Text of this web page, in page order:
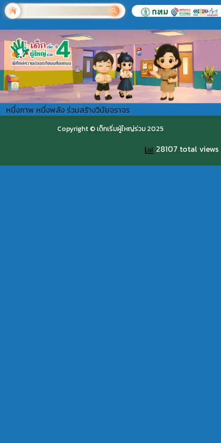
หนึ่งภาพ หนึ่งพลัง ร่วมสร้างวินัยจราจร
Copyright © เด็กเริ่มผู้ใหญ่ร่วม 2025
28107 total views